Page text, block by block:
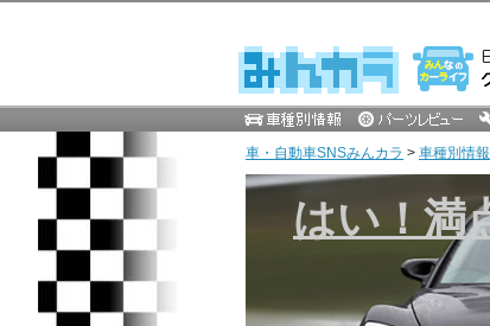
車・自動車SNSみんカラ > 車種別情報
はい！満